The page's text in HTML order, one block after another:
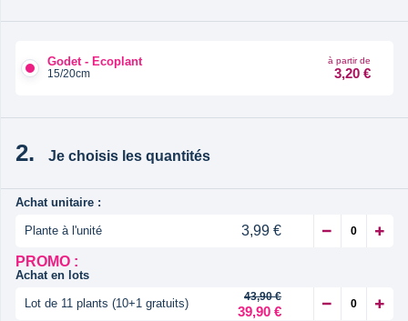
Godet - Ecoplant
15/20cm
à partir de
3,20 €
Je choisis les quantités
Achat unitaire :
Plante à l'unité
3,99 €
PROMO :
Achat en lots
Lot de 11 plants (10+1 gratuits) 43,90 €
39,90 €